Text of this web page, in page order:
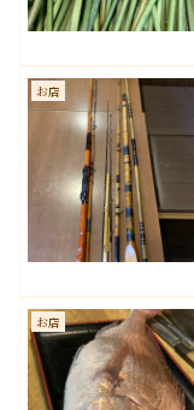
お店
お店